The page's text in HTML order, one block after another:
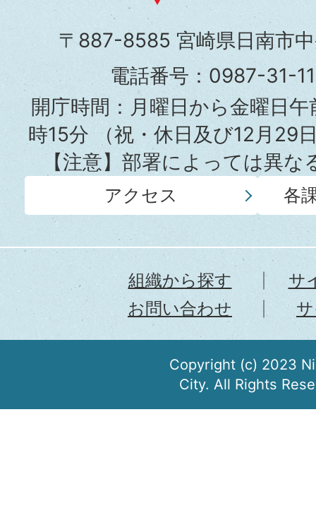
市
役
所
〒887-8585 宮崎県日南市
電話番号：0987-31-
開庁時間：月曜日から金曜日
時15分（祝・休日及び12月29
【注意】部署によっては異
アクセス 各
組織から探す
サ
お問い合わせ
Copyright (c) 2023
City. All Rights